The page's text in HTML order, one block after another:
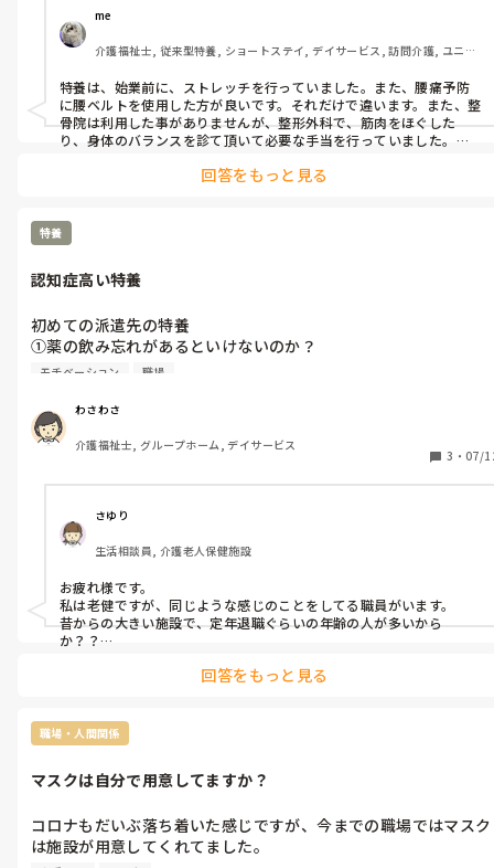
移乗介護する時、息を止めて
移乗介護する癖があるのか？
肩凝り、首の付け根の凝り
上腕の凝りが悪化してる感じです。
昔、デイサービスでの勤務中
２回転倒した時、腰を守ろうと
腕を突いてしまい、腕を上げたりする動作はきついし、肩凝りも
ずっと接骨院に通っているのですが、接骨院の先生に重たいもの
持ったりした時、息を止めるのは
よくない、、移乗介護前後に腹式呼吸をすると余計な筋肉の緊張
肩凝りも悪化しないとアドバイスもらい、実行してますが、前ほ
肩、首付け根の凝りは無いものの
体辛い時があります。
だいたい介護は腰痛の方が多いものですが、
自分出来る事頑張りたいのですが
みなさんは、身体介護する時
me
介護福祉士, 従来型特養, ショートステイ, デイサービス, 訪問介護, ユニッ
特養は、始業前に、ストレッチを行っていました。また、腰痛予防
に腰ベルトを使用した方が良いです。それだけで違います。また、整
骨院は利用した事がありませんが、整形外科で、筋肉をほぐした
り、身体のバランスを診て頂いて必要な手当を行っていました。
の必要がなくなりました。回答をもっと見る
特養
認知症高い特養
初めての派遣先の特養
①薬の飲み忘れがあるといけないのか？
食後薬でも食前薬と一緒に服薬
何かあるといけないから
トイレのドアは開けっぱなし
③認知度高の利用者さんが
散らかすと、職員暴言吐まくり
④食事介助中職員同士しゃべりまくり。
⑤派遣初日　各利用者さんのAＤLがわからないまま、身体介護し
まくり
利用者さんのトイレ誘導と言われて
トイレ誘導したら、全く立てず膝折れ寸前、この人オムツだよ、
良い経験したね。と言われたり。
⑥歩かれると困るから
た。
色々びっくりすることあるあるで
モチベーション 職場
わさわさ
介護福祉士, グループホーム, デイサービス
3 ・ 07/
さゆり
生活相談員, 介護老人保健施設
お疲れ様です。
私は老健ですが、同じような感じのことをしてる職員がいます。
昔からの大きい施設で、定年退職ぐらいの年齢の人が多いから
か？？
若者達から少しずつ変えていくように頑張ってるのですが、なかな
す！
回答をもっと見る
職場・人間関係
マスクは自分で用意してますか？
コロナもだいぶ落ち着いた感じですが、今までの職場ではマスク
は施設が用意してくれてました。